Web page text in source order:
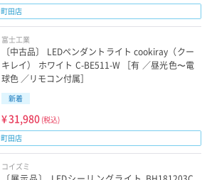
町田店
富士工業
〔中古品〕 LEDペンダントライト cookiray（クー
キレイ） ホワイト C-BE511-W ［有 ／昼光色〜電
球色 ／リモコン付属］
新着
¥31,980 (税込)
町田店
コイズミ